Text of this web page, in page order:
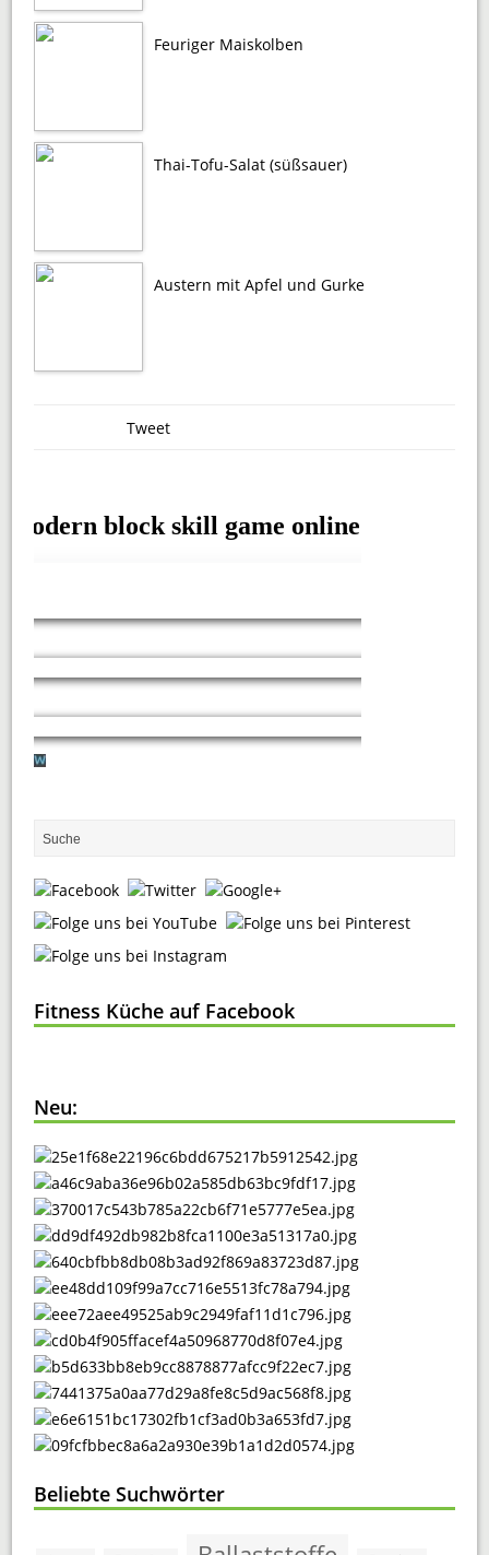
Feuriger Maiskolben
Thai-Tofu-Salat (süßsauer)
Austern mit Apfel und Gurke
Tweet
Fitness Küche auf Facebook
Neu:
Beliebte Suchwörter